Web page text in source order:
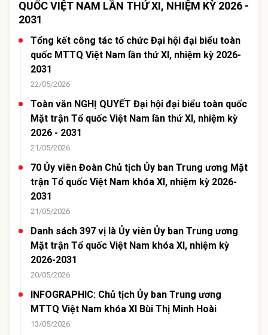
QUỐC VIỆT NAM LẦN THỨ XI, NHIỆM KỲ 2026 -
2031
Tổng kết công tác tổ chức Đại hội đại biểu toàn
quốc MTTQ Việt Nam lần thứ XI, nhiệm kỳ 2026-
2031
22/05/2026
Toàn văn NGHỊ QUYẾT Đại hội đại biểu toàn quốc
Mặt trận Tổ quốc Việt Nam lần thứ XI, nhiệm kỳ
2026 - 2031
21/05/2026
70 Ủy viên Đoàn Chủ tịch Ủy ban Trung ương Mặt
trận Tổ quốc Việt Nam khóa XI, nhiệm kỳ 2026-
2031
21/05/2026
Danh sách 397 vị là Ủy viên Ủy ban Trung ương
Mặt trận Tổ quốc Việt Nam khóa XI, nhiệm kỳ
2026-2031
20/05/2026
INFOGRAPHIC: Chủ tịch Ủy ban Trung ương
MTTQ Việt Nam khóa XI Bùi Thị Minh Hoài
13/05/2026